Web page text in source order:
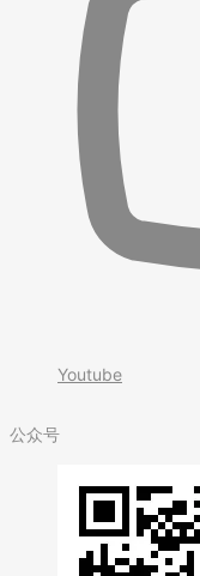
Youtube
公众号